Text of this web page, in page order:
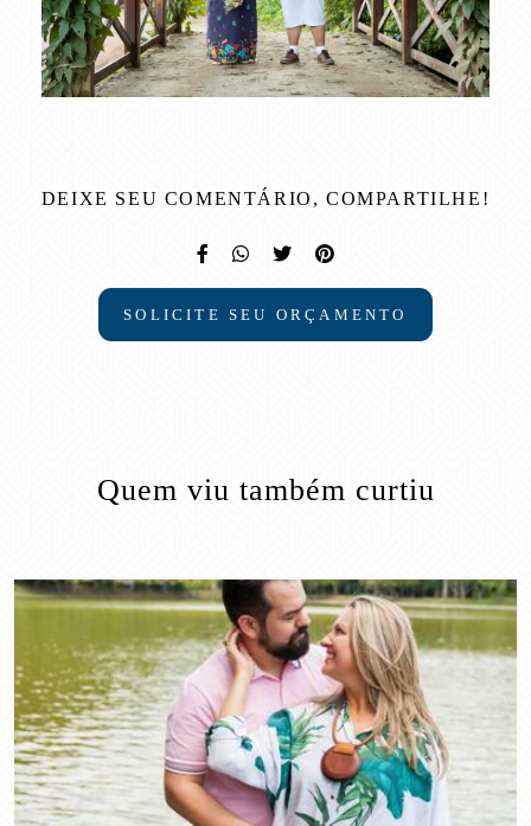
DEIXE SEU COMENTÁRIO, COMPARTILHE!
SOLICITE SEU ORÇAMENTO
Quem viu também curtiu